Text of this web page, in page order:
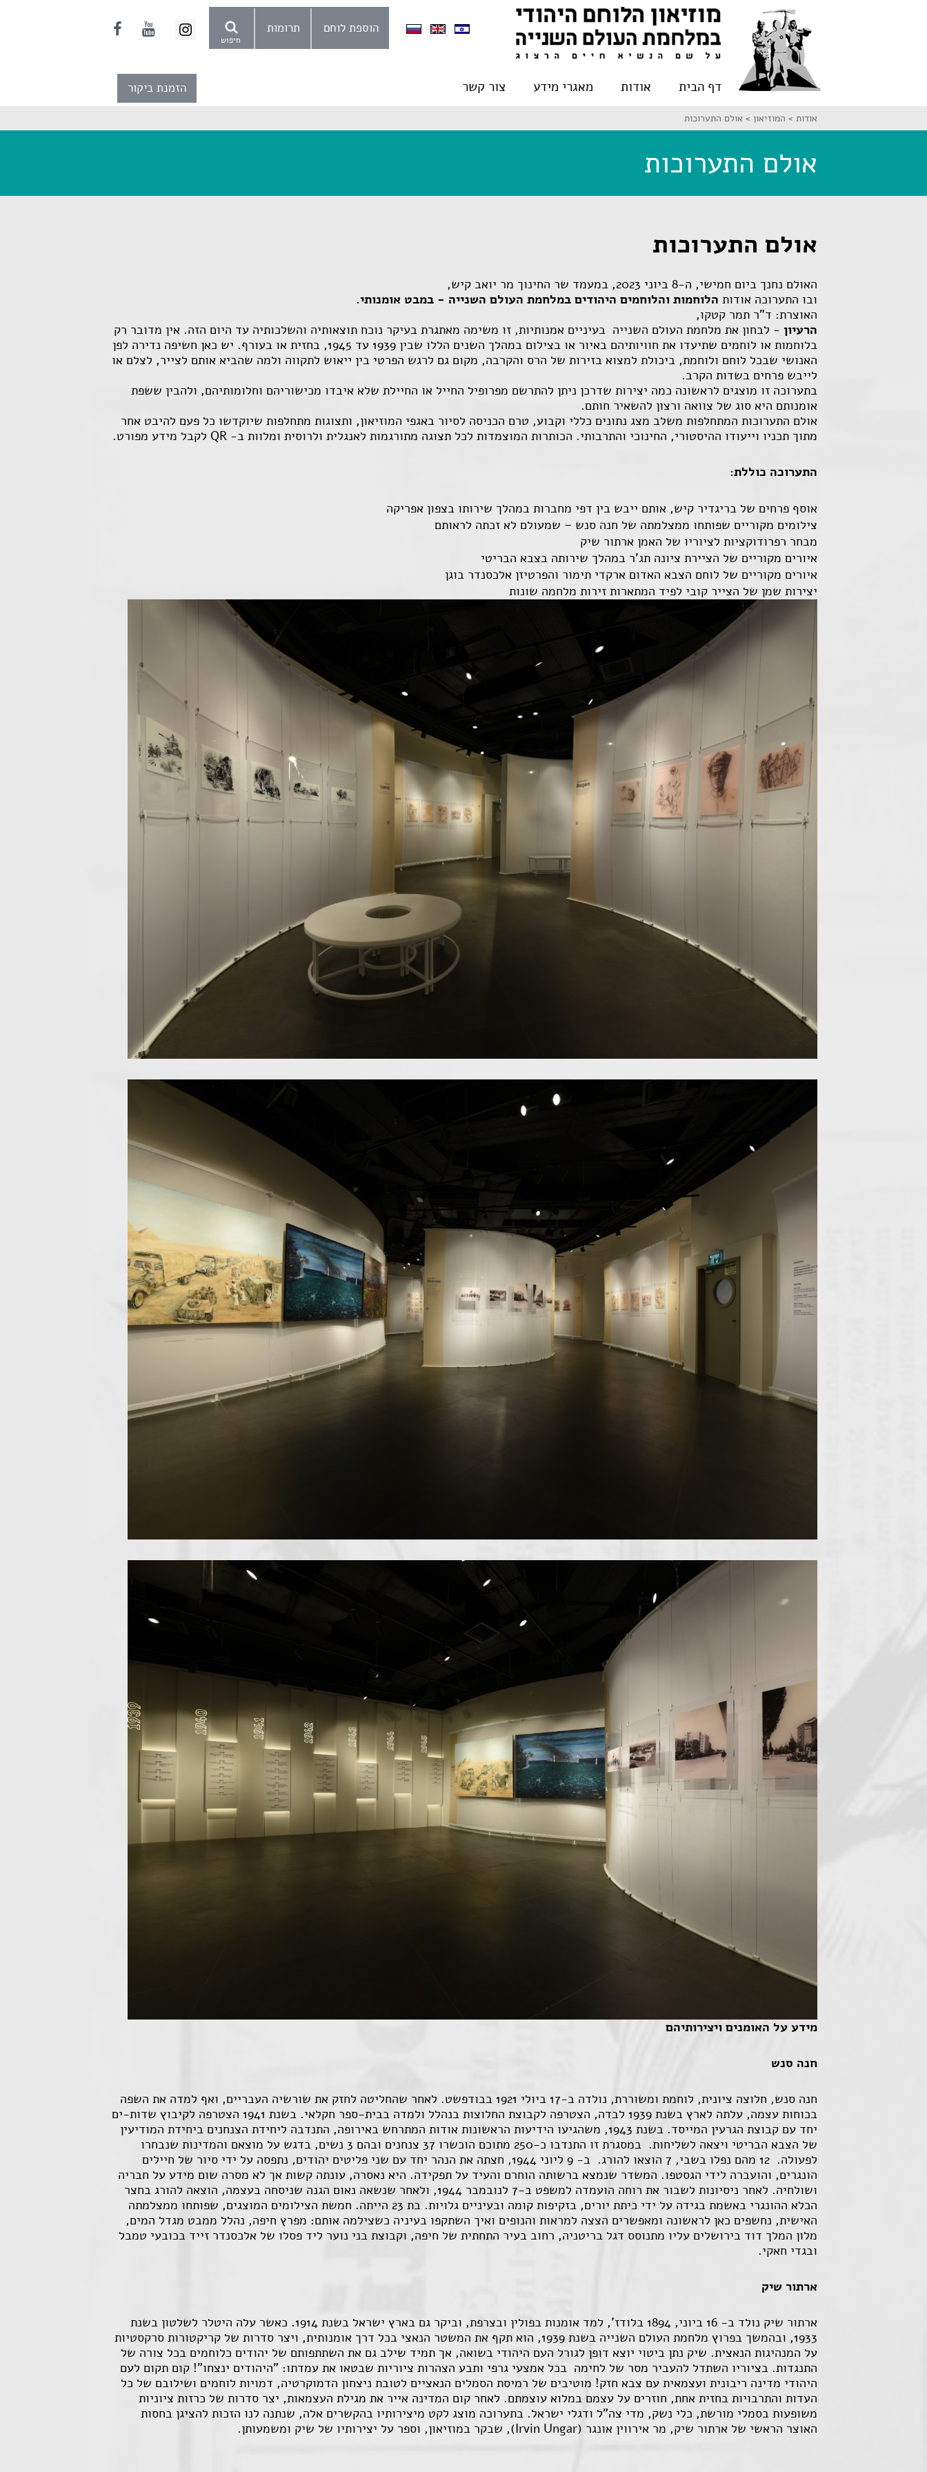
חיפוש
הוספת לוחם תרומות
דף הבית אודות מאגרי מידע צור קשר הזמנת ביקור
אודות > המוזיאון > אולם התערוכות
אולם התערוכות
אולם התערוכות
האולם נחנך ביום חמישי, ה-8 ביוני 2023, במעמד שר החינוך מר יואב קיש,
ובו התערוכה אודות הלוחמות והלוחמים היהודים במלחמת העולם השנייה - במבט אומנותי.
האוצרת: ד"ר תמר קטקו,
הרעיון - לבחון את מלחמת העולם השנייה בעיניים אמנותיות, זו משימה מאתגרת בעיקר נוכח תוצאותיה והשלכותיה עד היום הזה. אין מדובר רק
בלוחמות או לוחמים שתיעדו את חוויותיהם באיור או בצילום במהלך השנים הללו שבין 1939 עד 1945, בחזית או בעורף. יש כאן חשיפה נדירה לפן
האנושי שבכל לוחם ולוחמת, ביכולת למצוא בזירות של הרס והקרבה, מקום גם לרגש הפרטי בין ייאוש לתקווה ולמה שהביא אותם לצייר, לצלם או
לייבש פרחים בשדות הקרב.
בתערוכה זו מוצגים לראשונה כמה יצירות שדרכן ניתן להתרשם מפרופיל החייל או החיילת שלא איבדו מכישוריהם וחלומותיהם, ולהבין ששפת
אומנותם היא סוג של צוואה ורצון להשאיר חותם.
אולם התערוכות המתחלפות משלב מצג נתונים כללי וקבוע, טרם הכניסה לסיור באגפי המוזיאון, ותצוגות מתחלפות שיוקדשו כל פעם להיבט אחר
מתוך תכניו וייעודו ההיסטורי, החינוכי והתרבותי. הכותרות המוצמדות לכל תצוגה מתורגמות לאנגלית ולרוסית ומלוות ב- QR לקבל מידע מפורט.
התערוכה כוללת:
אוסף פרחים של בריגדיר קיש, אותם ייבש בין דפי מחברות במהלך שירותו בצפון אפריקה
צילומים מקוריים שפותחו ממצלמתה של חנה סנש – שמעולם לא זכתה לראותם
מבחר רפרודוקציות לציוריו של האמן ארתור שיק
איורים מקוריים של הציירת ציונה תג'ר במהלך שירותה בצבא הבריטי
איורים מקוריים של לוחם הצבא האדום ארקדי תימור והפרטיזן אלכסנדר בוגן
יצירות שמן של הצייר קובי לפיד המתארות זירות מלחמה שונות
מידע על האומנים ויצירותיהם
חנה סנש
חנה סנש, חלוצה ציונית, לוחמת ומשוררת, נולדה ב-17 ביולי 1921 בבודפשט. לאחר שהחליטה לחזק את שורשיה העבריים, ואף למדה את השפה
בכוחות עצמה, עלתה לארץ בשנת 1939 לבדה, הצטרפה לקבוצת החלוצות בנהלל ולמדה בבית-ספר חקלאי. בשנת 1941 הצטרפה לקיבוץ שדות-ים
יחד עם קבוצת הגרעין המייסד. בשנת 1943, משהגיעו הידיעות הראשונות אודות המתרחש באירופה, התנדבה ליחידת הצנחנים ביחידת המודיעין
של הצבא הבריטי ויצאה לשליחות. במסגרת זו התנדבו כ-250 מתוכם הוכשרו 37 צנחנים ובהם 3 נשים, בדגש על מוצאם והמדינות שנבחרו
לפעולה. 12 מהם נפלו בשבי, 7 הוצאו להורג. ב- 9 ליוני 1944, חצתה את הנהר יחד עם שני פליטים יהודים, נתפסה על ידי סיור של חיילים
הונגרים, והועברה לידי הגסטפו. המשדר שנמצא ברשותה הוחרם והעיד על תפקידה. היא נאסרה, עונתה קשות אך לא מסרה שום מידע על חבריה
ושולחיה. לאחר ניסיונות לשבור את רוחה הועמדה למשפט ב-7 לנובמבר 1944, ולאחר שנשאה נאום הגנה שניסחה בעצמה, הוצאה להורג בחצר
הכלא ההונגרי באשמת בגידה על ידי כיתת יורים, בזקיפות קומה ובעיניים גלויות. בת 23 הייתה. חמשת הצילומים המוצגים, שפותחו ממצלמתה
האישית, נחשפים כאן לראשונה ומאפשרים הצצה למראות והנופים ואיך השתקפו בעיניה כשצילמה אותם: מפרץ חיפה, נהלל ממבט מגדל המים,
מלון המלך דוד בירושלים עליו מתנוסס דגל בריטניה, רחוב בעיר התחתית של חיפה, וקבוצת בני נוער ליד פסלו של אלכסנדר זייד בכובעי טמבל
ובגדי חאקי.
ארתור שיק
ארתור שיק נולד ב- 16 ביוני, 1894 בלודז', למד אומנות בפולין ובצרפת, וביקר גם בארץ ישראל בשנת 1914. כאשר עלה היטלר לשלטון בשנת
1933, ובהמשך בפרוץ מלחמת העולם השנייה בשנת 1939, הוא תקף את המשטר הנאצי בכל דרך אומנותית, ויצר סדרות של קריקטורות סרקסטיות
על המנהיגות הנאצית. שיק נתן ביטוי יוצא דופן לגורל העם היהודי בשואה, אך תמיד שילב גם את השתתפותם של יהודים כלוחמים בכל צורה של
התנגדות. בציוריו השתדל להעביר מסר של לחימה בכל אמצעי גרפי ותבע הצהרות ציוריות שבטאו את עמדתו: "היהודים ינצחו"! קום תקום לעם
היהודי מדינה ריבונית ועצמאית עם צבא חזק! מוטיבים של רמיסת הסמלים הנאציים לטובת ניצחון הדמוקרטיה, דמויות לוחמים ושילובם של כל
העדות והתרבויות בחזית אחת, חוזרים על עצמם במלוא עוצמתם. לאחר קום המדינה אייר את מגילת העצמאות, יצר סדרות של כרזות ציוניות
משופעות בסמלי מורשת, כלי נשק, מדי צה"ל ודגלי ישראל. בתערוכה מוצג לקט מיצירותיו בהקשרים אלה, שנתנה לנו הזכות להציגן בחסות
האוצר הראשי של ארתור שיק, מר אירווין אונגר (Irvin Ungar), שבקר במוזיאון, וספר על יצירותיו של שיק ומשמעותן.